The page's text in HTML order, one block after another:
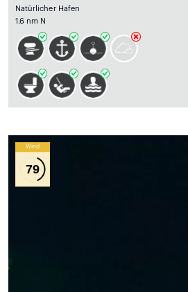
Natürlicher Hafen
1.6 nm N
Wind
79